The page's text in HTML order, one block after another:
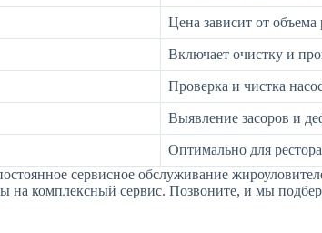
Цена зависит от объема
Включает очистку и
Проверка и чистка
Выявление засоров и
Оптимально для
сервисное обслуживание
комплексный сервис. Позвоните, и мы